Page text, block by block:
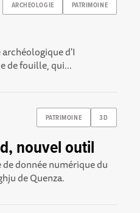
ARCHEOLOGIE PATRIMOINE
d'I
de fouille, qui...
PATRIMOINE 3D
nouvel outil
donnée numérique du
de Quenza.